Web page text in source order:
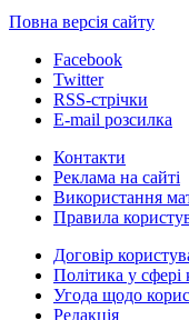
Повна версія сайту
Facebook
Twitter
RSS-стрічки
E-mail розсилка
Контакти
Реклама на сайті
Використання
Правила
Договір
Політика у сфері
Угода щодо
Редакція